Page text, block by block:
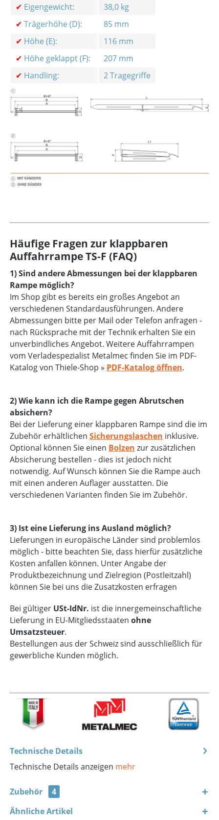
✔ Eigengewicht:
38,0 kg
✔ Trägerhöhe (D):
85 mm
✔ Höhe (E):
116 mm
✔ Höhe geklappt (F):
207 mm
✔ Handling: 2 Tragegriffe
Häufige Fragen zur klappbaren
Auffahrrampe TS-F (FAQ)
1) Sind andere Abmessungen bei der klappbaren
Rampe möglich?
Im Shop gibt es bereits ein großes Angebot an
verschiedenen Standardausführungen. Andere
Abmessungen bitte per Mail oder Telefon anfragen -
nach Rücksprache mit der Technik erhalten Sie ein
unverbindliches Angebot. Weitere Auffahrrampen
vom Verladespezialist Metalmec finden Sie im PDF-
Katalog von Thiele-Shop » PDF-Katalog öffnen.
2) Wie kann ich die Rampe gegen Abrutschen
absichern?
Bei der Lieferung einer klappbaren Rampe sind die im
Zubehör erhältlichen Sicherungslaschen inklusive.
Optional können Sie einen Bolzen zur zusätzlichen
Absicherung bestellen - dies ist jedoch nicht
notwendig. Auf Wunsch können Sie die Rampe auch
mit einen anderen Auflager ausstatten. Die
verschiedenen Varianten finden Sie im Zubehör.
3) Ist eine Lieferung ins Ausland möglich?
Lieferungen in europäische Länder sind problemlos
möglich - bitte beachten Sie, dass hierfür zusätzliche
Kosten anfallen können. Unter Angabe der
Produktbezeichnung und Zielregion (Postleitzahl)
können Sie bei uns die Zusatzkosten erfragen
Bei gültiger USt-IdNr. ist die innergemeinschaftliche
Lieferung in EU-Mitgliedsstaaten ohne
Umsatzsteuer.
Bestellungen aus der Schweiz sind ausschließlich für
gewerbliche Kunden möglich.
Technische Details
Technische Details anzeigen mehr
Zubehör
4
Ähnliche Artikel